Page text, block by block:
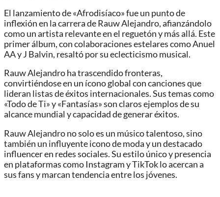
El lanzamiento de «Afrodisíaco» fue un punto de
inflexión en la carrera de Rauw Alejandro, afianzándolo
como un artista relevante en el reguetón y más allá. Este
primer álbum, con colaboraciones estelares como Anuel
AA y J Balvin, resaltó por su eclecticismo musical.
Rauw Alejandro ha trascendido fronteras,
convirtiéndose en un ícono global con canciones que
lideran listas de éxitos internacionales. Sus temas como
«Todo de Ti» y «Fantasías» son claros ejemplos de su
alcance mundial y capacidad de generar éxitos.
Rauw Alejandro no solo es un músico talentoso, sino
también un influyente icono de moda y un destacado
influencer en redes sociales. Su estilo único y presencia
en plataformas como Instagram y TikTok lo acercan a
sus fans y marcan tendencia entre los jóvenes.